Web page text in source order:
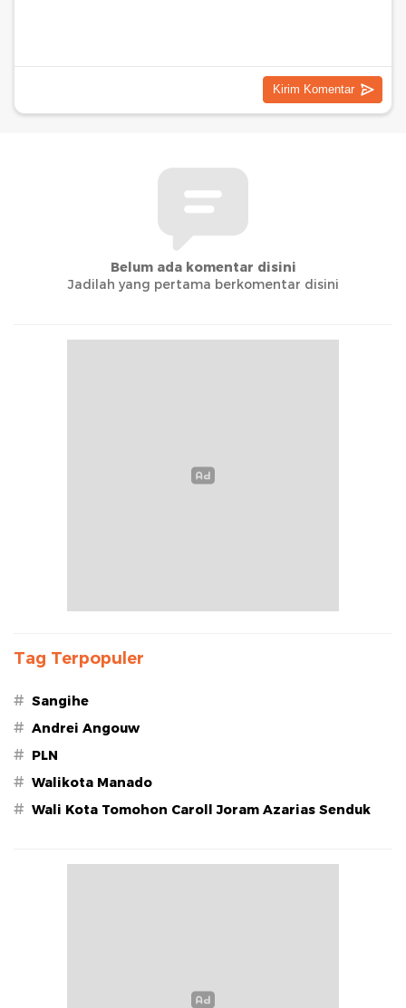
Belum ada komentar disini
Jadilah yang pertama berkomentar disini
Tag Terpopuler
# Sangihe
# Andrei Angouw
# PLN
# Walikota Manado
# Wali Kota Tomohon Caroll Joram Azarias Senduk